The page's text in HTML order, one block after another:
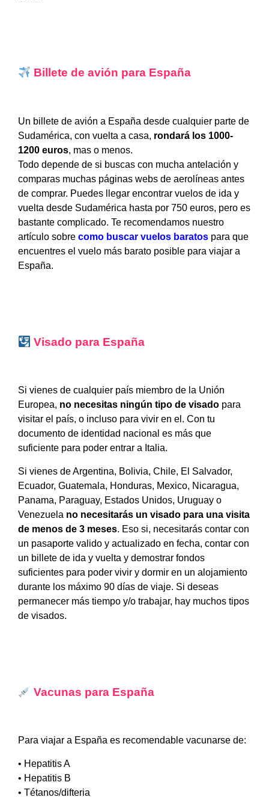
Billete de avión para España
Un billete de avión a España desde cualquier parte de
Sudamérica, con vuelta a casa, rondará los 1000-
1200 euros, mas o menos.
Todo depende de si buscas con mucha antelación y
comparas muchas páginas webs de aerolíneas antes
de comprar. Puedes llegar encontrar vuelos de ida y
vuelta desde Sudamérica hasta por 750 euros, pero es
bastante complicado. Te recomendamos nuestro
artículo sobre como buscar vuelos baratos para que
encuentres el vuelo más barato posible para viajar a
España.
Visado para España
Si vienes de cualquier país miembro de la Unión
Europea, no necesitas ningún tipo de visado para
visitar el país, o incluso para vivir en el. Con tu
documento de identidad nacional es más que
suficiente para poder entrar a Italia.
Si vienes de Argentina, Bolivia, Chile, El Salvador,
Ecuador, Guatemala, Honduras, Mexico, Nicaragua,
Panama, Paraguay, Estados Unidos, Uruguay o
Venezuela no necesitarás un visado para una visita
de menos de 3 meses. Eso si, necesitarás contar con
un pasaporte valido y actualizado en fecha, contar con
un billete de ida y vuelta y demostrar fondos
suficientes para poder vivir y dormir en un alojamiento
durante los máximo 90 días de viaje. Si deseas
permanecer más tiempo y/o trabajar, hay muchos tipos
de visados.
Vacunas para España
Para viajar a España es recomendable vacunarse de:
• Hepatitis A
• Hepatitis B
• Tétanos/difteria